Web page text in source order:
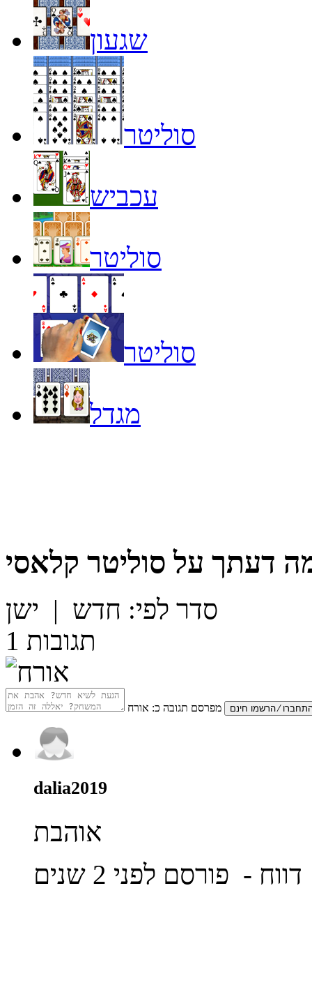
שגעון
סוליטר
עכביש
סוליטר
סוליטר
מגדל
דעתך על סוליטר קלאסי
סדר לפי: חדש | ישן
1 תגובות
מפרסם תגובה כ: אורח
dalia2019
אוהבת
דווח - פורסם לפני 2 שנים